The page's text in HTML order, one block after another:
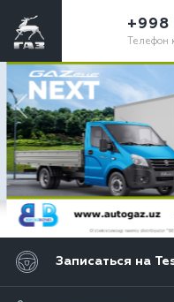
+998
Телефон
Записаться на